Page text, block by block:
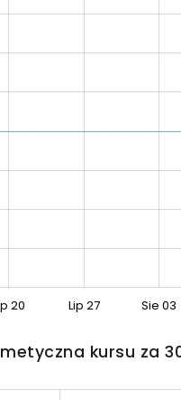
20 Lip 27 Sie 03
kursu za